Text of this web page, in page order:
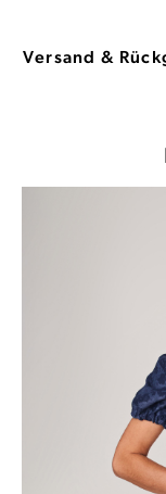
Versand &